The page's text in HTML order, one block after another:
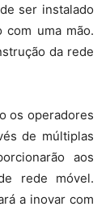
ser instalado
com uma mão.
da rede
os operadores
de múltiplas
aos
rede móvel.
a inovar com